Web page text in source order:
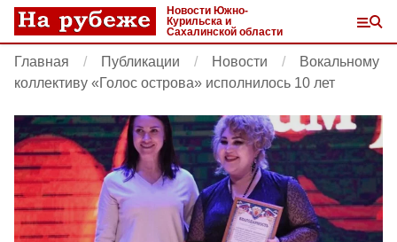
Новости Южно-
Курильска и
Сахалинской области
Главная Публикации Новости
Вокальному
коллективу «Голос острова» исполнилось 10 лет